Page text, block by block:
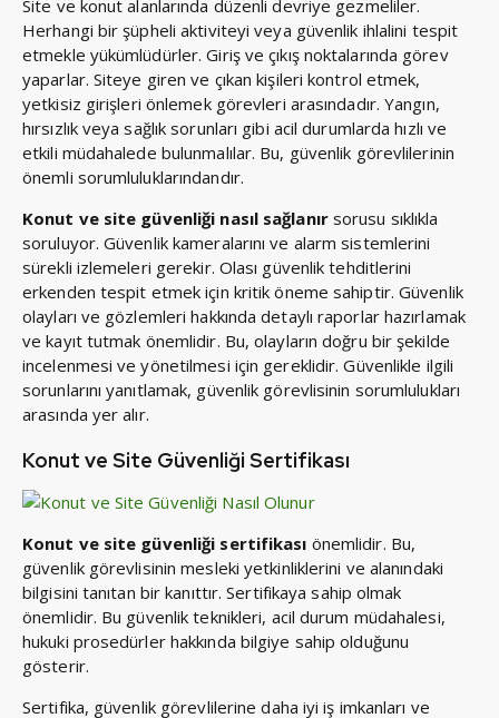
Site ve konut alanlarında düzenli devriye gezmeliler.
Herhangi bir şüpheli aktiviteyi veya güvenlik ihlalini tespit
etmekle yükümlüdürler. Giriş ve çıkış noktalarında görev
yaparlar. Siteye giren ve çıkan kişileri kontrol etmek,
yetkisiz girişleri önlemek görevleri arasındadır. Yangın,
hırsızlık veya sağlık sorunları gibi acil durumlarda hızlı ve
etkili müdahalede bulunmalılar. Bu, güvenlik görevlilerinin
önemli sorumluluklarındandır.
Konut ve site güvenliği nasıl sağlanırsorusu sıklıkla
soruluyor. Güvenlik kameralarını ve alarm sistemlerini
sürekli izlemeleri gerekir. Olası güvenlik tehditlerini
erkenden tespit etmek için kritik öneme sahiptir. Güvenlik
olayları ve gözlemleri hakkında detaylı raporlar hazırlamak
ve kayıt tutmak önemlidir. Bu, olayların doğru bir şekilde
incelenmesi ve yönetilmesi için gereklidir. Güvenlikle ilgili
sorunlarını yanıtlamak, güvenlik görevlisinin sorumlulukları
arasında yer alır.
Konut ve Site Güvenliği Sertifikası
Konut ve site güvenliği sertifikası önemlidir. Bu,
güvenlik görevlisinin mesleki yetkinliklerini ve alanındaki
bilgisini tanıtan bir kanıttır. Sertifikaya sahip olmak
önemlidir. Bu güvenlik teknikleri, acil durum müdahalesi,
hukuki prosedürler hakkında bilgiye sahip olduğunu
gösterir.
Sertifika, güvenlik görevlilerine daha iyi iş imkanları ve